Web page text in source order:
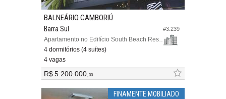
#3.239
BALNEÁRIO CAMBORIÚ
Barra Sul
Apartamento no Edifício South Beach Residence
4 dormitórios (4 suítes)
4 vagas
R$ 5.200.000,00
FINAMENTE MOBILIADO